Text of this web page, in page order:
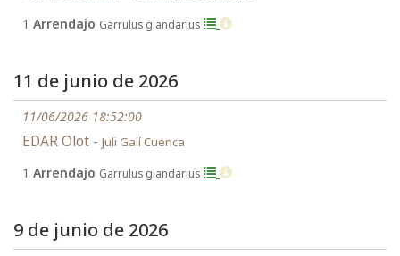
1 Arrendajo Garrulus glandarius
11 de junio de 2026
11/06/2026 18:52:00
EDAR Olot - Juli Galí Cuenca
1 Arrendajo Garrulus glandarius
9 de junio de 2026